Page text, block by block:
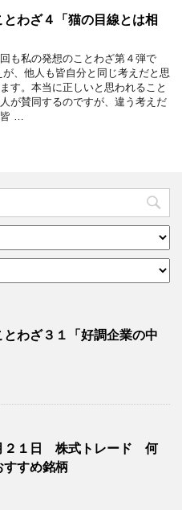
わざ４「猫の目線とは相
も私の発想のことわざ第４弾で
、他人も皆自分と同じ考えだと思
す。本当に正しいと思われること
が賛同するのですが、違う考えだ
皆 …
わざ３１「好調企業の中
２１日 株式トレード 何
すすめ銘柄